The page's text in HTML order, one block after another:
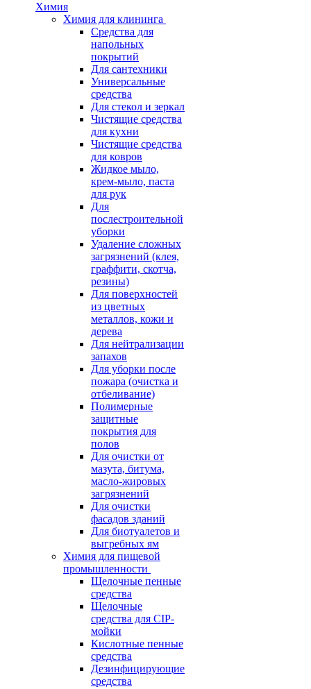
Химия
Химия для клининга
Средства для
напольных
покрытий
Для сантехники
Универсальные
средства
Для стекол и зеркал
Чистящие средства
для кухни
Чистящие средства
для ковров
Жидкое мыло,
крем-мыло, паста
для рук
Для
послестроительной
уборки
Удаление сложных
загрязнений (клея,
граффити, скотча,
резины)
Для поверхностей
из цветных
металлов, кожи и
дерева
Для нейтрализации
запахов
Для уборки после
пожара (очистка и
отбеливание)
Полимерные
защитные
покрытия для
полов
Для очистки от
мазута, битума,
масло-жировых
загрязнений
Для очистки
фасадов зданий
Для биотуалетов и
выгребных ям
Химия для пищевой
промышленности
Щелочные пенные
средства
Щелочные
средства для CIP-
мойки
Кислотные пенные
средства
Дезинфицирующие
средства